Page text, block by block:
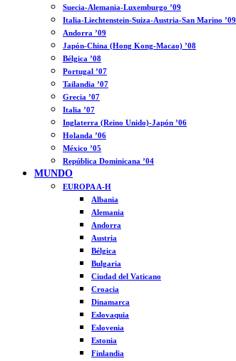
Suecia-Alemania-Luxemburgo ’09
Italia-Liechtenstein-Suiza-Austria-San Marino ’09
Andorra ’09
Japón-China (Hong Kong-Macao) ’08
Bélgica ’08
Portugal ’07
Tailandia ’07
Grecia ’07
Italia ’07
Inglaterra (Reino Unido)-Japón ’06
Holanda ’06
México ’05
República Dominicana ’04
MUNDO
EUROPA A-H
Albania
Alemania
Andorra
Austria
Bélgica
Bulgaria
Ciudad del Vaticano
Croacia
Dinamarca
Eslovaquia
Eslovenia
Estonia
Finlandia